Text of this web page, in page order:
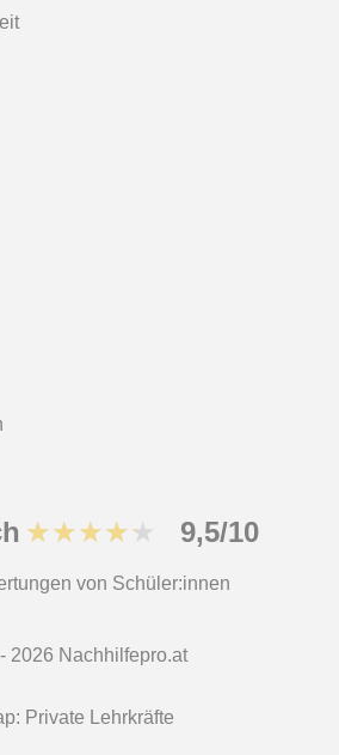
★★★★★ 9,5/10
von Schüler:innen
2026 Nachhilfepro.at
Private Lehrkräfte